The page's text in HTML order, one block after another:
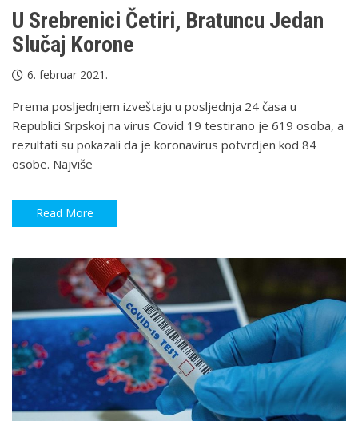
U Srebrenici Četiri, Bratuncu Jedan
Slučaj Korone
6. februar 2021.
Prema posljednjem izveštaju u posljednja 24 časa u
Republici Srpskoj na virus Covid 19 testirano je 619 osoba, a
rezultati su pokazali da je koronavirus potvrdjen kod 84
osobe. Najviše
Read More